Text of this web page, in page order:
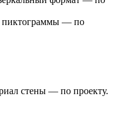
пиктограммы — по
стены — по проекту.